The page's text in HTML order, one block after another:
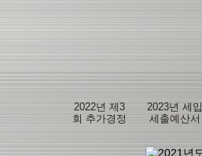
2022년 제3
회 추가경정
2023년 세입
세출예산서